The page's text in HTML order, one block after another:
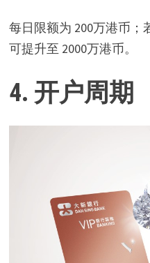
每日限额为 200万港币
可提升至 2000万港币。
4. 开户周期